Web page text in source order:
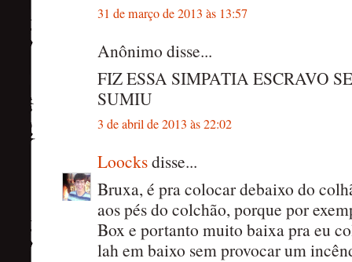
31 de março de 2013 às 13:57
Anônimo disse...
FIZ ESSA SIMPATIA ESCRAVO
SUMIU
3 de abril de 2013 às 22:02
Loocksdisse...
Bruxa, é pra colocar debaixo do
aos pés do colchão, porque por
Box e portanto muito baixa pra eu
lah em baixo sem provocar um